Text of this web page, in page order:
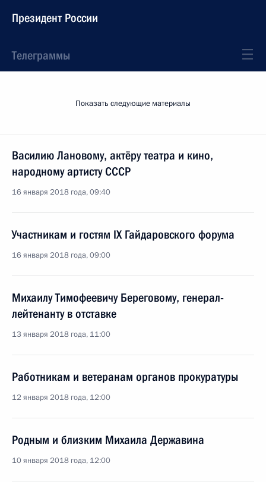
Президент России
Телеграммы
Показать следующие материалы
Василию Лановому, актёру театра и кино,
народному артисту СССР
16 января 2018 года, 09:40
Участникам и гостям IX Гайдаровского форума
16 января 2018 года, 09:00
Михаилу Тимофеевичу Береговому, генерал-
лейтенанту в отставке
13 января 2018 года, 11:00
Работникам и ветеранам органов прокуратуры
12 января 2018 года, 12:00
Родным и близким Михаила Державина
10 января 2018 года, 12:00